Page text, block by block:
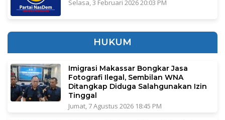
Selasa, 3 Februari 2026 20:03 PM
HUKUM
Imigrasi Makassar Bongkar Jasa
Fotografi Ilegal, Sembilan WNA
Ditangkap Diduga Salahgunakan Izin
Tinggal
Jumat, 7 Agustus 2026 18:45 PM